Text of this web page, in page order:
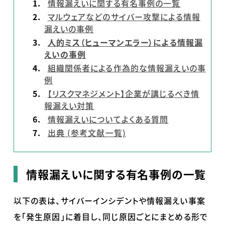
情報漏えいに関する有名事例の一覧
マルウェアなどのサイバー攻撃による情報
漏えいの事例
人的ミス（ヒューマンエラー）による情報漏
えいの事例
組織関係者による作為的な情報漏えいの事
例
【リスクマネジメント】企業が講じるべき情
報漏えい対策
情報漏えいについてよくある質問
出典 (参考文献一覧)
情報漏えいに関する有名事例の一覧
以下の表は、サイバーインシデントや情報漏えい事案
を「発生原因」に着目し、同じ原因ごとにまとめる形で